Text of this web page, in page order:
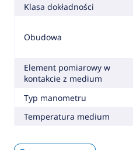
Klasa dokładności
Obudowa
Element pomiarowy w
kontakcie z medium
Typ manometru
Temperatura medium